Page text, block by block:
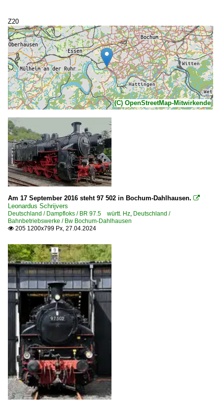
Z20
(C) OpenStreetMap-Mitwirkende
Am 17 September 2016 steht 97 502 in Bochum-Dahlhausen. 
Leonardus Schrijvers
Deutschland / Dampfloks / BR 97.5 württ. Hz, Deutschland /
Bahnbetriebswerke / Bw Bochum-Dahlhausen
 205 1200x799 Px, 27.04.2024